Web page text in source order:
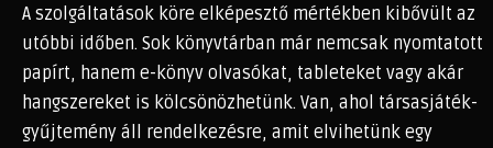
A szolgáltatások köre elképesztő mértékben kibővült az
utóbbi időben. Sok könyvtárban már nemcsak nyomtatott
papírt, hanem e-könyv olvasókat, tableteket vagy akár
hangszereket is kölcsönözhetünk. Van, ahol társasjáték-
gyűjtemény áll rendelkezésre, amit elvihetünk egy